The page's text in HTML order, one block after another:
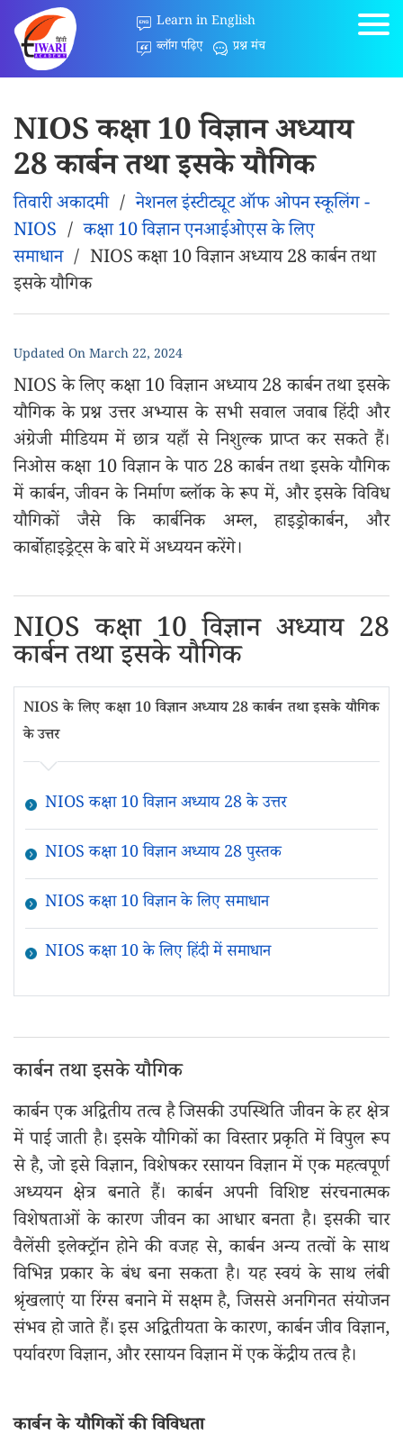
Learn in English
ब्लॉग पढ़िए
प्रश्न मंच
NIOS कक्षा 10 विज्ञान अध्याय
28 कार्बन तथा इसके यौगिक
तिवारी अकादमी/नेशनल इंस्टीट्यूट ऑफ ओपन स्कूलिंग -
NIOS /कक्षा 10 विज्ञान एनआईओएस के लिए
समाधान/ NIOS कक्षा 10 विज्ञान अध्याय 28 कार्बन तथा
इसके यौगिक
Updated OnMarch 22, 2024
NIOS के लिए कक्षा 10 विज्ञान अध्याय 28 कार्बन तथा इसके
यौगिक के प्रश्न उत्तर अभ्यास के सभी सवाल जवाब हिंदी और
अंग्रेजी मीडियम में छात्र यहाँ से निशुल्क प्राप्त कर सकते हैं।
निओस कक्षा 10 विज्ञान के पाठ 28 कार्बन तथा इसके यौगिक
में कार्बन, जीवन के निर्माण ब्लॉक के रूप में, और इसके विविध
यौगिकों जैसे कि कार्बनिक अम्ल, हाइड्रोकार्बन, और
कार्बोहाइड्रेट्स के बारे में अध्ययन करेंगे।
NIOS कक्षा 10 विज्ञान अध्याय 28
कार्बन तथा इसके यौगिक
NIOS के लिए कक्षा 10 विज्ञान अध्याय 28 कार्बन तथा इसके यौगिक
के उत्तर
NIOS कक्षा 10 विज्ञान अध्याय 28 के उत्तर
NIOS कक्षा 10 विज्ञान अध्याय 28 पुस्तक
NIOS कक्षा 10 विज्ञान के लिए समाधान
NIOS कक्षा 10 के लिए हिंदी में समाधान
कार्बन तथा इसके यौगिक
कार्बन एक अद्वितीय तत्व है जिसकी उपस्थिति जीवन के हर क्षेत्र
में पाई जाती है। इसके यौगिकों का विस्तार प्रकृति में विपुल रूप
से है, जो इसे विज्ञान, विशेषकर रसायन विज्ञान में एक महत्वपूर्ण
अध्ययन क्षेत्र बनाते हैं। कार्बन अपनी विशिष्ट संरचनात्मक
विशेषताओं के कारण जीवन का आधार बनता है। इसकी चार
वैलेंसी इलेक्ट्रॉन होने की वजह से, कार्बन अन्य तत्वों के साथ
विभिन्न प्रकार के बंध बना सकता है। यह स्वयं के साथ लंबी
श्रृंखलाएं या रिंग्स बनाने में सक्षम है, जिससे अनगिनत संयोजन
संभव हो जाते हैं। इस अद्वितीयता के कारण, कार्बन जीव विज्ञान,
पर्यावरण विज्ञान, और रसायन विज्ञान में एक केंद्रीय तत्व है।
कार्बन के यौगिकों की विविधता